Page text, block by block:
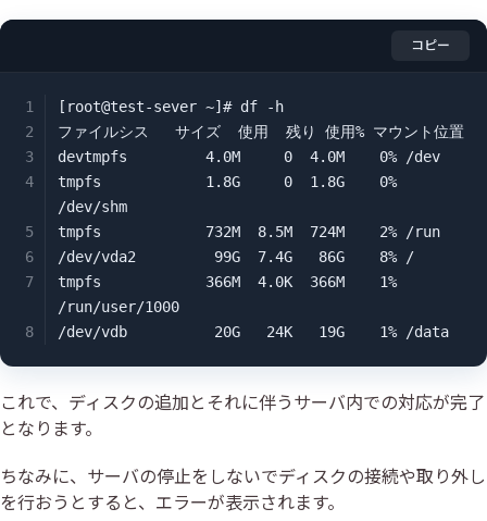
コピー
[root@test-sever ~]# df -h
ファイルシス   サイズ  使用  残り 使用% マウント位置
devtmpfs         4.0M     0  4.0M    0% /dev
tmpfs            1.8G     0  1.8G    0%
/dev/shm
tmpfs            732M  8.5M  724M    2% /run
/dev/vda2         99G  7.4G   86G    8% /
tmpfs            366M  4.0K  366M    1%
/run/user/1000
/dev/vdb          20G   24K   19G    1% /data
これで、ディスクの追加とそれに伴うサーバ内での対応が完了
となります。
ちなみに、サーバの停止をしないでディスクの接続や取り外し
を行おうとすると、エラーが表示されます。